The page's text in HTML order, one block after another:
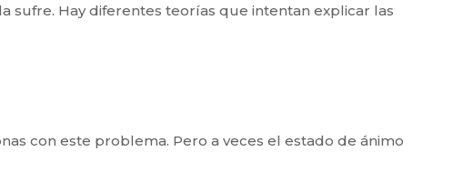
Hay diferentes teorías que intentan explicar las
con este problema. Pero a veces el estado de ánimo